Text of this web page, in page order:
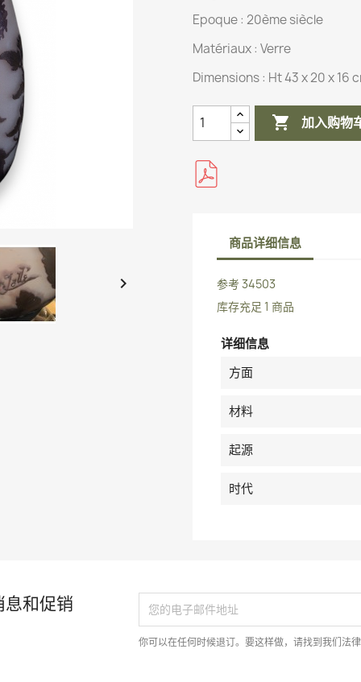

Epoque : 20ème siècle
Matériaux : Verre
Dimensions : Ht 43 x 20 x 16
 加入购物
商品详细信息
参考34503
库存充足 1 商品
详细信息
方面
材料
起源
时代
和促销
你可以在任何时候退订。要这样做，请找到我们法律